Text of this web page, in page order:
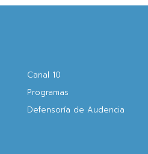
Canal 10
Programas
Defensoría de Audencia